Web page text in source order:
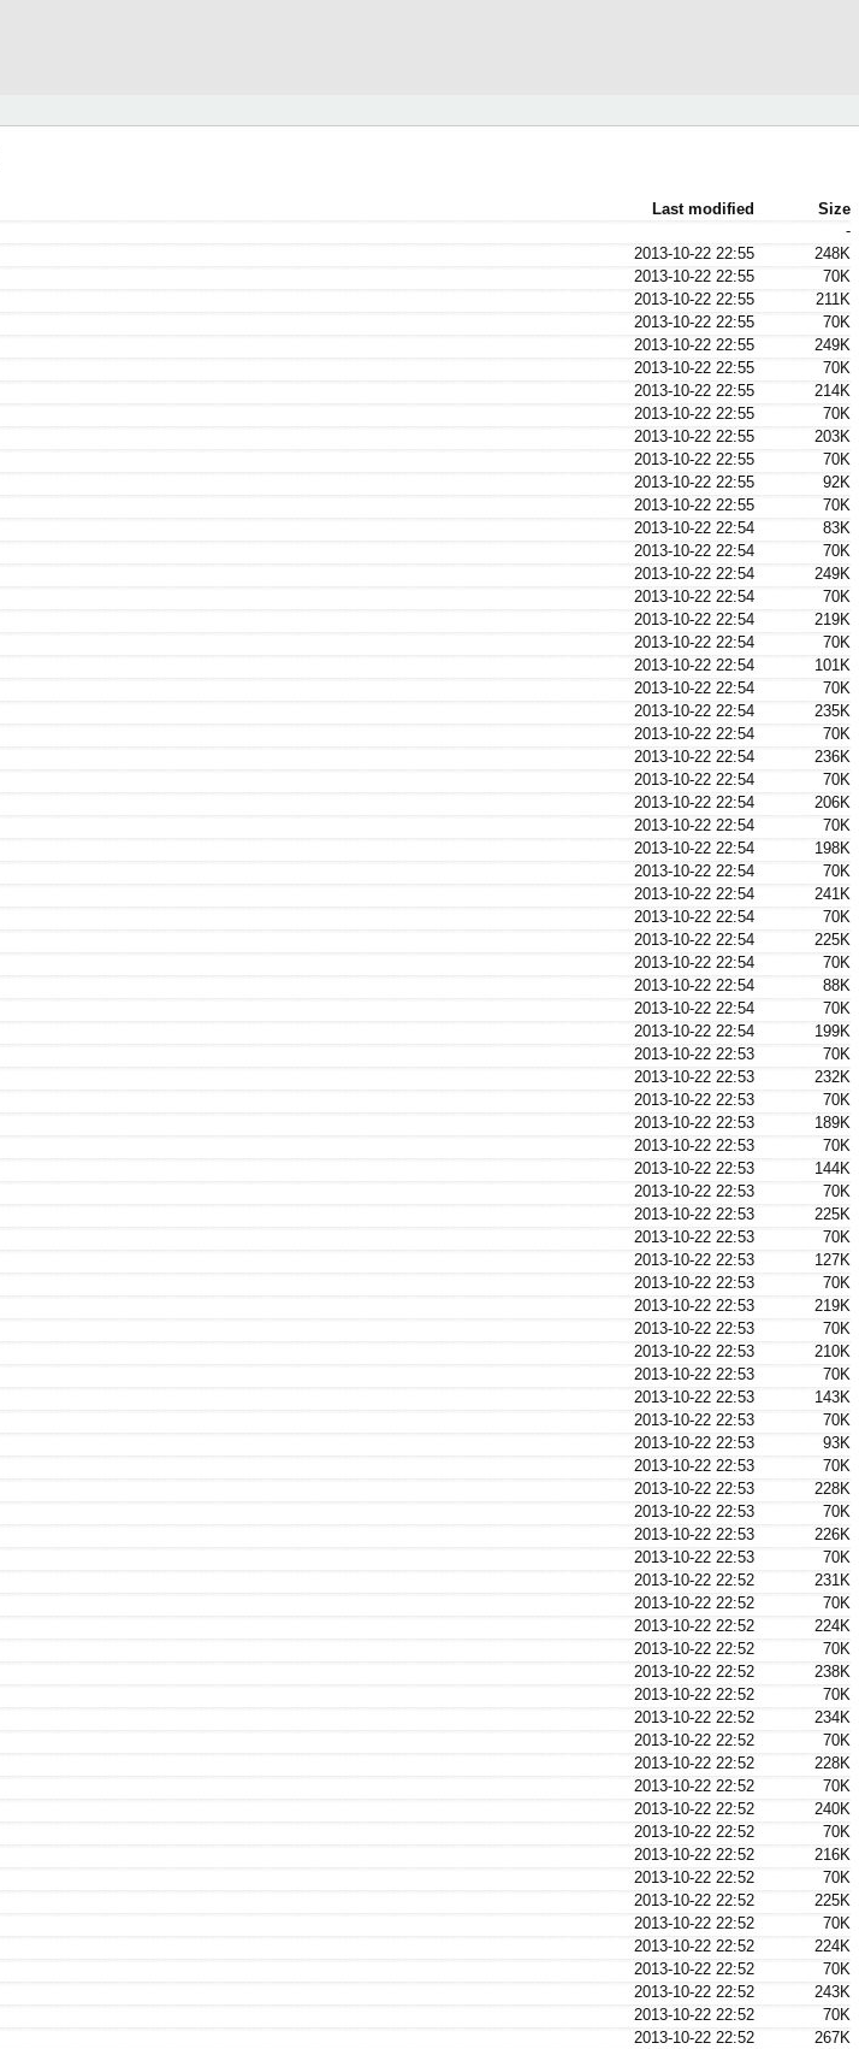
Last modified
Size
-
2013-10-22 22:55
248K
2013-10-22 22:55
70K
2013-10-22 22:55
211K
2013-10-22 22:55
70K
2013-10-22 22:55
249K
2013-10-22 22:55
70K
2013-10-22 22:55
214K
2013-10-22 22:55
70K
2013-10-22 22:55
203K
2013-10-22 22:55
70K
2013-10-22 22:55
92K
2013-10-22 22:55
70K
2013-10-22 22:54
83K
2013-10-22 22:54
70K
2013-10-22 22:54
249K
2013-10-22 22:54
70K
2013-10-22 22:54
219K
2013-10-22 22:54
70K
2013-10-22 22:54
101K
2013-10-22 22:54
70K
2013-10-22 22:54
235K
2013-10-22 22:54
70K
2013-10-22 22:54
236K
2013-10-22 22:54
70K
2013-10-22 22:54
206K
2013-10-22 22:54
70K
2013-10-22 22:54
198K
2013-10-22 22:54
70K
2013-10-22 22:54
241K
2013-10-22 22:54
70K
2013-10-22 22:54
225K
2013-10-22 22:54
70K
2013-10-22 22:54
88K
2013-10-22 22:54
70K
2013-10-22 22:54
199K
2013-10-22 22:53
70K
2013-10-22 22:53
232K
2013-10-22 22:53
70K
2013-10-22 22:53
189K
2013-10-22 22:53
70K
2013-10-22 22:53
144K
2013-10-22 22:53
70K
2013-10-22 22:53
225K
2013-10-22 22:53
70K
2013-10-22 22:53
127K
2013-10-22 22:53
70K
2013-10-22 22:53
219K
2013-10-22 22:53
70K
2013-10-22 22:53
210K
2013-10-22 22:53
70K
2013-10-22 22:53
143K
2013-10-22 22:53
70K
2013-10-22 22:53
93K
2013-10-22 22:53
70K
2013-10-22 22:53
228K
2013-10-22 22:53
70K
2013-10-22 22:53
226K
2013-10-22 22:53
70K
2013-10-22 22:52
231K
2013-10-22 22:52
70K
2013-10-22 22:52
224K
2013-10-22 22:52
70K
2013-10-22 22:52
238K
2013-10-22 22:52
70K
2013-10-22 22:52
234K
2013-10-22 22:52
70K
2013-10-22 22:52
228K
2013-10-22 22:52
70K
2013-10-22 22:52
240K
2013-10-22 22:52
70K
2013-10-22 22:52
216K
2013-10-22 22:52
70K
2013-10-22 22:52
225K
2013-10-22 22:52
70K
2013-10-22 22:52
224K
2013-10-22 22:52
70K
2013-10-22 22:52
243K
2013-10-22 22:52
70K
2013-10-22 22:52
267K